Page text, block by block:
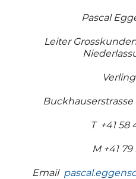
Pascal
Leiter
Buckhauserstrasse
T +41 58
M +41 79
Email